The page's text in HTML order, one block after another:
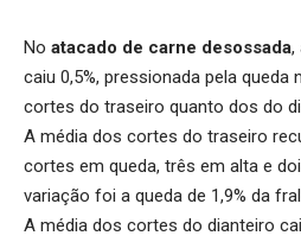
No atacado de carne desossada,
caiu 0,5%, pressionada pela
cortes do traseiro quanto dos do
A média dos cortes do traseiro
cortes em queda, três em alta e
variação foi a queda de 1,9% da
A média dos cortes do dianteiro